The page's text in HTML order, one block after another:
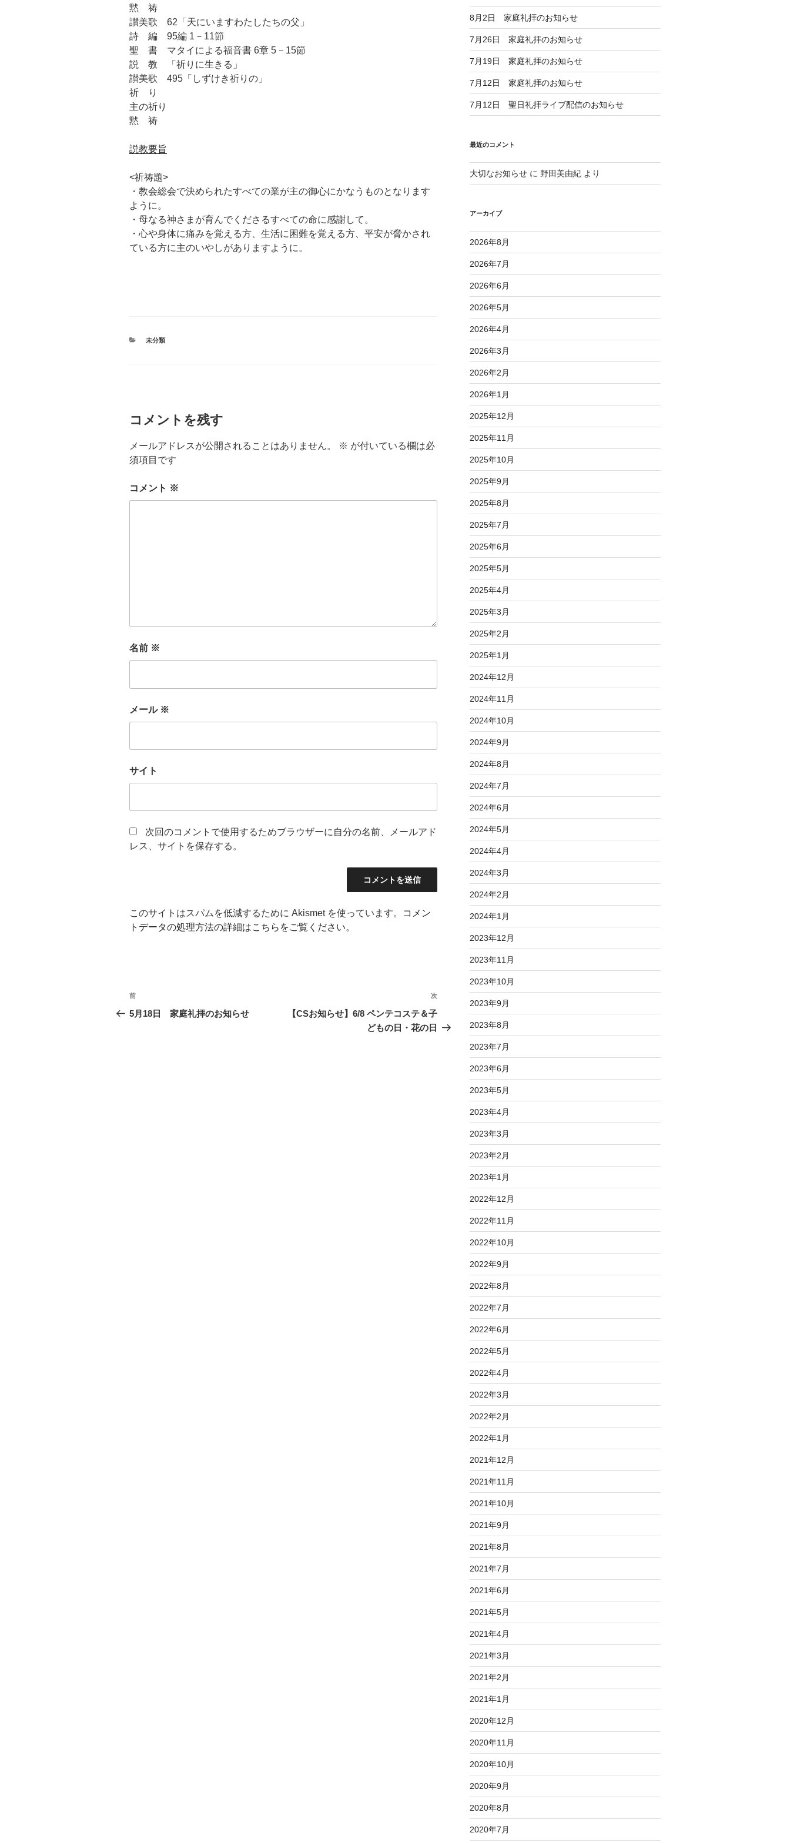
黙 祷
讃美歌 62「天にいますわたしたちの父」
詩 編 95編 1－11節
聖 書 マタイによる福音書 6章 5－15節
説 教 「祈りに生きる」
讃美歌 495「しずけき祈りの」
祈 り
主の祈り
黙 祷
説教要旨
<祈祷題>
・教会総会で決められたすべての業が主の御心にかなうものとなります
ように。
・母なる神さまが育んでくださるすべての命に感謝して。
・心や身体に痛みを覚える方、生活に困難を覚える方、平安が脅かされ
ている方に主のいやしがありますように。
カ
未分類
コメントを残す
メールアドレスが公開されることはありません。 ※ が付いている欄は必
須項目です
コメント ※
名前 ※
メール ※
サイト
次回のコメントで使用するためブラウザーに自分の名前、メールアド
レス、サイトを保存する。
このサイトはスパムを低減するために Akismet を使っています。
コメン
トデータの処理方法の詳細はこちらをご覧ください。
投
稿
前
の
前
5月18日 家庭礼拝のお知らせ
次
の
投
次
【CSお知らせ】6/8 ペンテコステ＆子
どもの日・花の日
8月2日 家庭礼拝のお知らせ
7月26日 家庭礼拝のお知らせ
7月19日 家庭礼拝のお知らせ
7月12日 家庭礼拝のお知らせ
7月12日 聖日礼拝ライブ配信のお知らせ
最近のコメント
大切なお知らせに 野田美由紀より
アーカイブ
2026年8月
2026年7月
2026年6月
2026年5月
2026年4月
2026年3月
2026年2月
2026年1月
2025年12月
2025年11月
2025年10月
2025年9月
2025年8月
2025年7月
2025年6月
2025年5月
2025年4月
2025年3月
2025年2月
2025年1月
2024年12月
2024年11月
2024年10月
2024年9月
2024年8月
2024年7月
2024年6月
2024年5月
2024年4月
2024年3月
2024年2月
2024年1月
2023年12月
2023年11月
2023年10月
2023年9月
2023年8月
2023年7月
2023年6月
2023年5月
2023年4月
2023年3月
2023年2月
2023年1月
2022年12月
2022年11月
2022年10月
2022年9月
2022年8月
2022年7月
2022年6月
2022年5月
2022年4月
2022年3月
2022年2月
2022年1月
2021年12月
2021年11月
2021年10月
2021年9月
2021年8月
2021年7月
2021年6月
2021年5月
2021年4月
2021年3月
2021年2月
2021年1月
2020年12月
2020年11月
2020年10月
2020年9月
2020年8月
2020年7月